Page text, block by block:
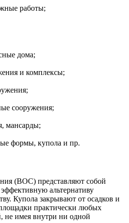
работы;
дома;
и комплексы;
сооружения;
мансарды;
формы, купола и пр.
(ВОС) представляют собой
альтернативу
Купола закрывают от осадков и
практически любых
не имея внутри ни одной